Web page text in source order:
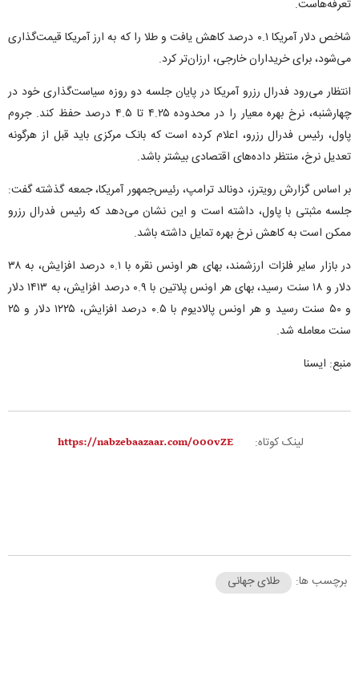
تعرفه‌هاست.
شاخص دلار آمریکا ۰.۱ درصد کاهش یافت و طلا را که به ارز آمریکا قیمت‌گذاری
می‌شود، برای خریداران خارجی، ارزان‌تر کرد.
انتظار می‌رود فدرال رزرو آمریکا در پایان جلسه دو روزه سیاست‌گذاری خود در
چهارشنبه، نرخ بهره معیار را در محدوده ۴.۲۵ تا ۴.۵ درصد حفظ کند. جروم
پاول، رئیس فدرال رزرو، اعلام کرده است که بانک مرکزی باید قبل از هرگونه
تعدیل نرخ، منتظر داده‌های اقتصادی بیشتر باشد.
بر اساس گزارش رویترز، دونالد ترامپ، رئیس‌جمهور آمریکا، جمعه گذشته گفت:
جلسه مثبتی با پاول، داشته است و این نشان می‌دهد که رئیس فدرال رزرو
ممکن است به کاهش نرخ بهره تمایل داشته باشد.
در بازار سایر فلزات ارزشمند، بهای هر اونس نقره با ۰.۱ درصد افزایش، به ۳۸
دلار و ۱۸ سنت رسید، بهای هر اونس پلاتین با ۰.۹ درصد افزایش، به ۱۴۱۳ دلار
و ۵۰ سنت رسید و هر اونس پالادیوم با ۰.۵ درصد افزایش، ۱۲۲۵ دلار و ۲۵
سنت معامله شد.
منبع: ایسنا
لینک کوتاه:
برچسب ها: طلای جهانی